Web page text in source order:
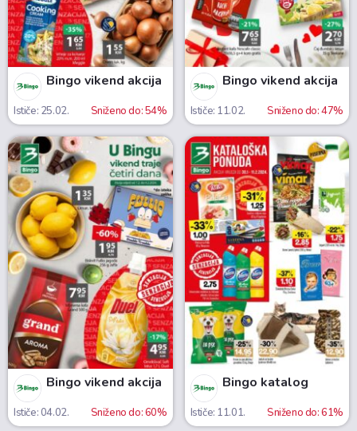
Bingo vikend akcija
Ističe: 25.02. Sniženo do: 54%
Bingo vikend akcija
Ističe: 11.02. Sniženo do: 47%
Bingo vikend akcija
Ističe: 04.02. Sniženo do: 60%
Bingo katalog
Ističe: 11.01. Sniženo do: 61%